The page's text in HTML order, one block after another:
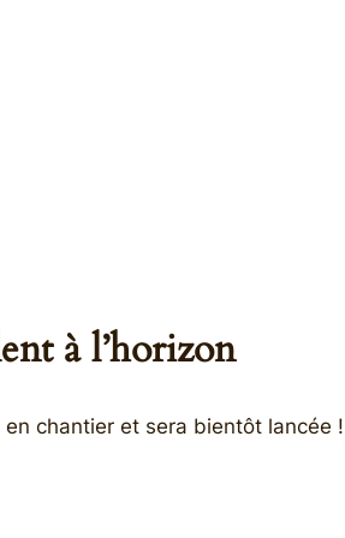
à l’horizon
chantier et sera bientôt lancée !